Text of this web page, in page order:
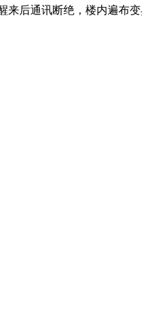
后通讯断绝，楼内遍布